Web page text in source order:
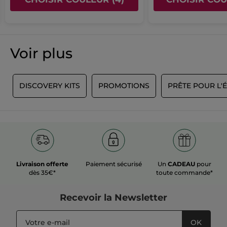
Voir plus
DISCOVERY KITS PROMOTIONS PRÊTE POUR
Livraison offerte
dès 35€*
Paiement sécurisé UnCADEAU pour
toute commande*
Recevoir la Newsletter
OK